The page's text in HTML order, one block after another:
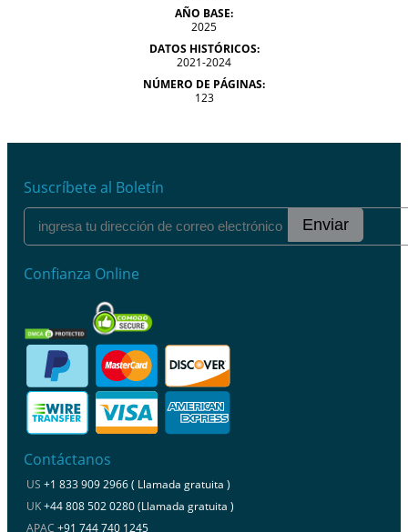
AÑO BASE:
2025
DATOS HISTÓRICOS:
2021-2024
NÚMERO DE PÁGINAS:
123
Suscríbete al Boletín
Enviar
Confianza Online
Contáctanos
US +1 833 909 2966 ( Llamada gratuita )
UK+44 808 502 0280 (Llamada gratuita )
APAC +91 744 740 1245